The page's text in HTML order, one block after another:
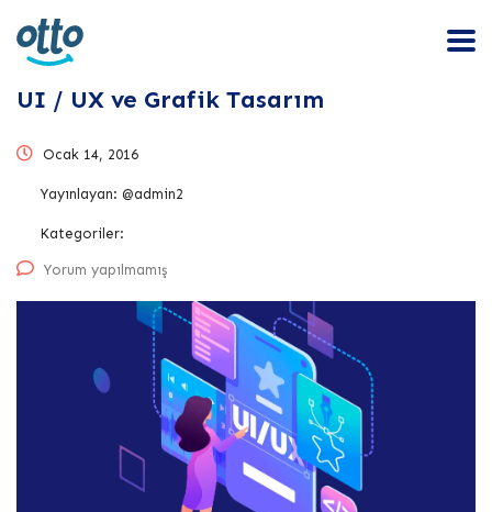
UI / UX ve Grafik Tasarım
Ocak 14, 2016
Yayınlayan: @admin2
Kategoriler:
Yorum yapılmamış